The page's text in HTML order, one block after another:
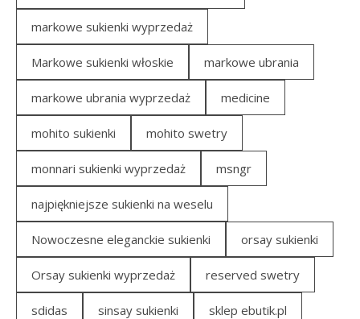
markowe sukienki wyprzedaż
Markowe sukienki włoskie markowe ubrania
markowe ubrania wyprzedaż medicine
mohito sukienki mohito swetry
monnari sukienki wyprzedaż msngr
najpiękniejsze sukienki na weselu
Nowoczesne eleganckie sukienki orsay sukienki
Orsay sukienki wyprzedaż reserved swetry
sdidas sinsay sukienki sklep ebutik.pl